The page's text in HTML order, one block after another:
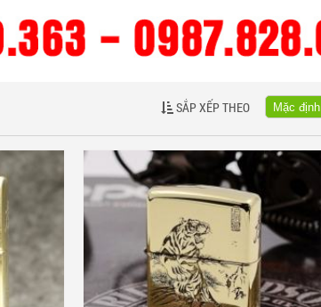
SẮP XẾP THEO Mặc định